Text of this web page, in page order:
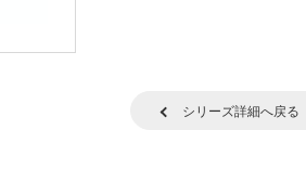
シリーズ詳細へ戻る